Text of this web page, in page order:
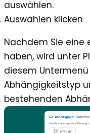
auswählen.
Auswählen klicken
Nachdem Sie eine
haben, wird unter
diesem
Abhängigkeitstyp
bestehenden